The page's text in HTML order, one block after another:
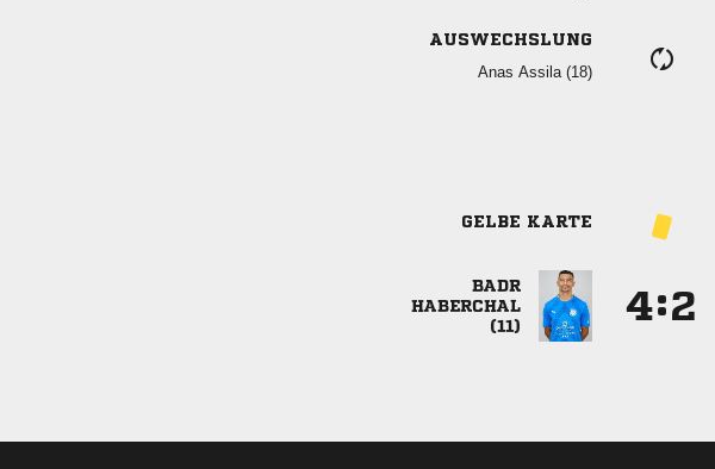
AUSWECHSLUNG
  
GELBE KARTE



: